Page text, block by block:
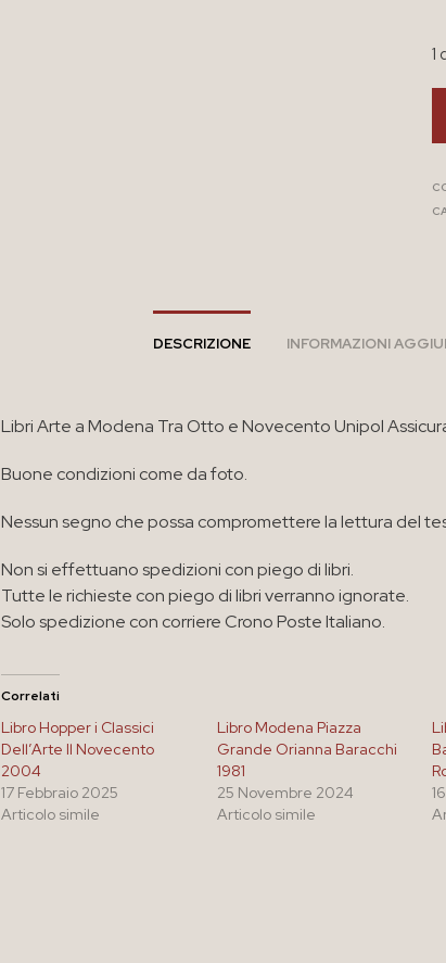
1
DESCRIZIONE INFORMAZIONI
Libri Arte a Modena Tra Otto e Novecento Unipol
Buone condizioni come da foto.
Nessun segno che possa compromettere la lettura del
Non si effettuano spedizioni con piego di libri.
Tutte le richieste con piego di libri verranno ignorate.
Solo spedizione con corriere Crono Poste Italiano.
Correlati
Libro Hopper i Classici
Dell’Arte Il Novecento
2004
17 Febbraio 2025
Articolo simile
Libro Modena Piazza
Grande Orianna Baracchi
1981
25 Novembre 2024
Articolo simile